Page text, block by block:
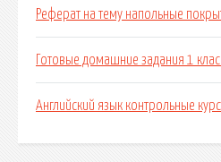
Реферат на тему напольные
Готовые домашние задания 1
Английский язык контрольные